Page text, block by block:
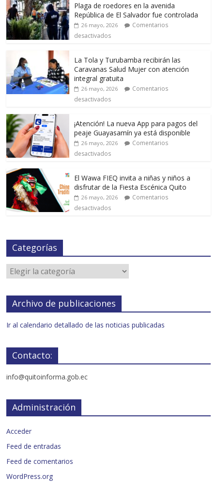
Plaga de roedores en la avenida
República de El Salvador fue controlada
26 mayo, 2026
Comentarios
desactivados
La Tola y Turubamba recibirán las
Caravanas Salud Mujer con atención
integral gratuita
26 mayo, 2026
Comentarios
desactivados
¡Atención! La nueva App para pagos del
peaje Guayasamín ya está disponible
26 mayo, 2026
Comentarios
desactivados
El Wawa FIEQ invita a niñas y niños a
disfrutar de la Fiesta Escénica Quito
26 mayo, 2026
Comentarios
desactivados
Categorías
Archivo de publicaciones
Ir al calendario detallado de las noticias publicadas
Contacto:
info@quitoinforma.gob.ec
Administración
Acceder
Feed de entradas
Feed de comentarios
WordPress.org